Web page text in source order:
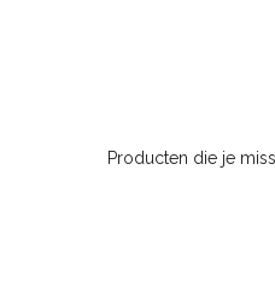
Producten die je